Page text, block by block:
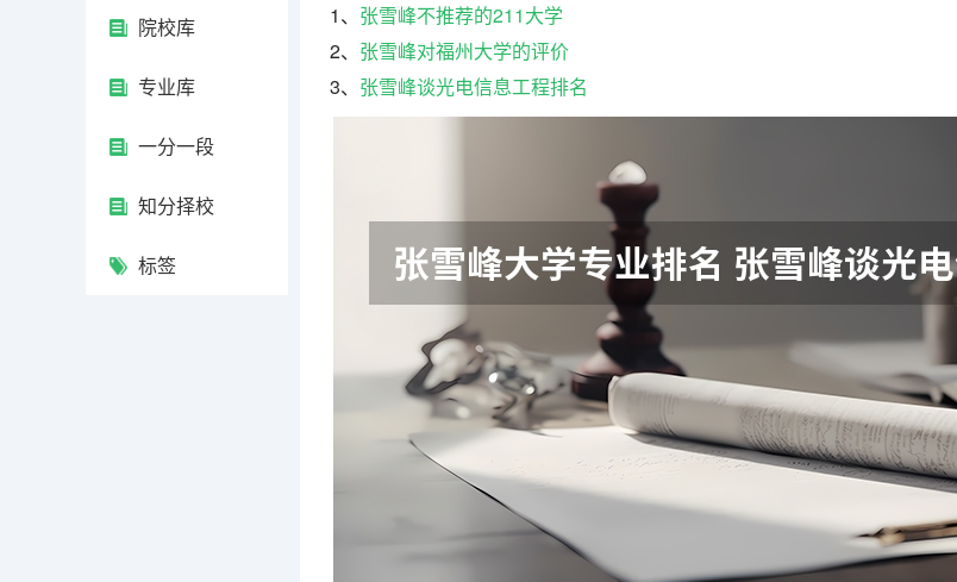
院校库
专业库
一分一段
知分择校
标签
1、 张雪峰不推荐的211大学
2、 张雪峰对福州大学的评价
3、 张雪峰谈光电信息工程排名